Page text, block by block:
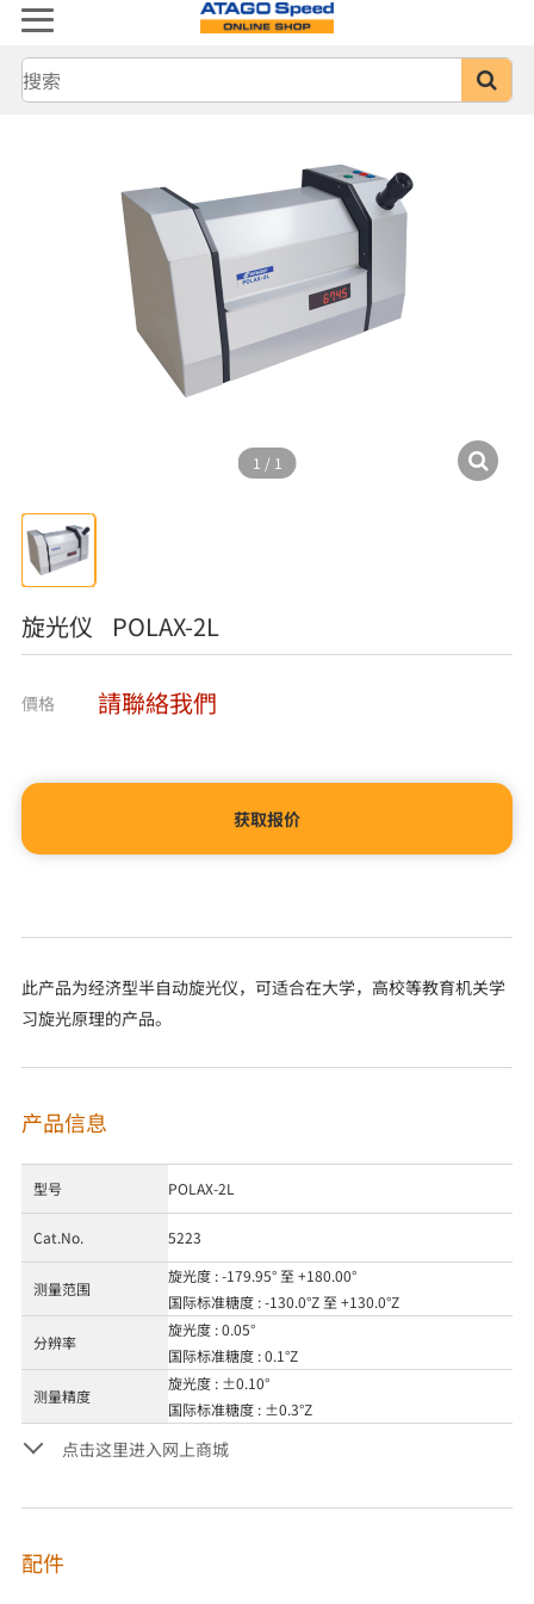
1 / 1
旋光仪 POLAX-2L
價格 請聯絡我們
获取报价
此产品为经济型半自动旋光仪，可适合在大学，高校等教育机关学
习旋光原理的产品。
产品信息
型号 POLAX-2L
Cat.No. 5223
测量范围
旋光度 : -179.95° 至 +180.00°
国际标准糖度 : -130.0°Z 至 +130.0°Z
分辨率
旋光度 : 0.05°
国际标准糖度 : 0.1°Z
测量精度
旋光度 : ±0.10°
国际标准糖度 : ±0.3°Z
点击这里进入网上商城
配件